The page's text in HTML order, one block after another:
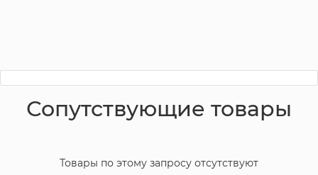
Сопутствующие товары
Товары по этому запросу отсутствуют